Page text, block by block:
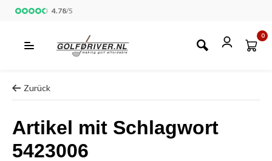
4.78/5
0
Zurück
Artikel mit Schlagwort
5423006